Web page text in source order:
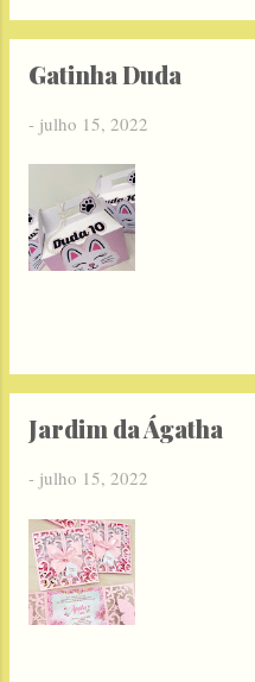
Gatinha Duda
- julho 15, 2022
Jardim da Ágatha
- julho 15, 2022